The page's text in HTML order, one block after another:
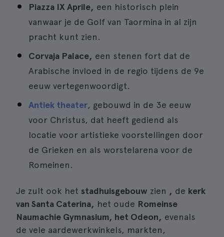
Piazza IX Aprile, een historisch plein
vanwaar je de Golf van Taormina in al zijn
pracht kunt zien.
Corvaja Palace, een stenen fort dat de
Arabische invloed in de regio tijdens de 9e
eeuw vertegenwoordigt.
Antiek theater, gebouwd in de 3e eeuw
voor Christus, dat heeft gediend als
locatie voor artistieke voorstellingen door
de Grieken en als worstelarena voor de
Romeinen.
Je zult ook het stadhuisgebouw zien , de kerk
van Santa Caterina, het oude Romeinse
Naumachie Gymnasium, het Odeon, evenals
de vele aardewerkwinkels, markten,